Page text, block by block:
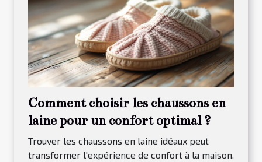
Comment choisir les chaussons en
laine pour un confort optimal ?
Trouver les chaussons en laine idéaux peut
transformer l'expérience de confort à la maison.